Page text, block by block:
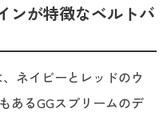
ンが特徴なベルトバ
ネイビーとレッドのウ
あるGGスプリームのデ